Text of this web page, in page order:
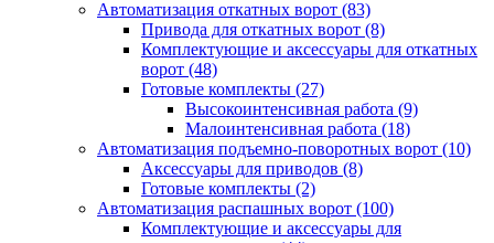
Автоматизация откатных ворот (83)
Привода для откатных ворот (8)
Комплектующие и аксессуары для откатных
ворот (48)
Готовые комплекты (27)
Высокоинтенсивная работа (9)
Малоинтенсивная работа (18)
Автоматизация подъемно-поворотных ворот (10)
Аксессуары для приводов (8)
Готовые комплекты (2)
Автоматизация распашных ворот (100)
Комплектующие и аксессуары для